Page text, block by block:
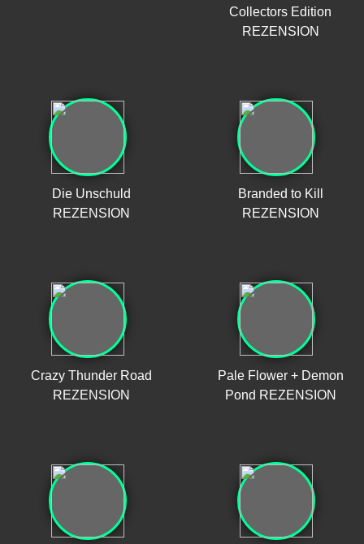
Collectors Edition
REZENSION
Die Unschuld
REZENSION
Branded to Kill
REZENSION
Crazy Thunder Road
REZENSION
Pale Flower + Demon
Pond REZENSION